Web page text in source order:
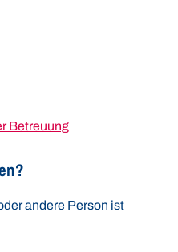
Betreuung
andere Person ist